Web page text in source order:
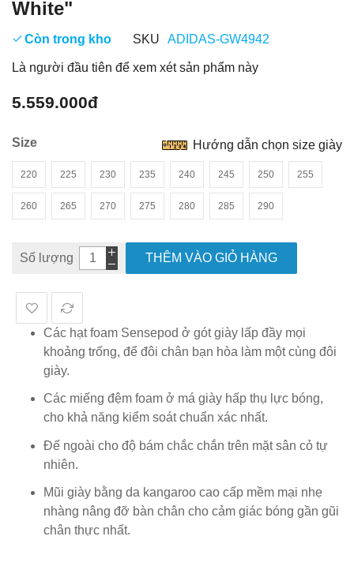
White"
Còn trong kho SKU ADIDAS-GW4942
Là người đầu tiên để xem xét sản phẩm này
5.559.000đ
Size
220 225 230 235 240 245 250 255
260 265 270 275 280 285 290
Hướng dẫn chọn size giày
Số lượng THÊM VÀO GIỎ HÀNG
Các hạt foam Sensepod ở gót giày lấp đầy mọi
khoảng trống, để đôi chân bạn hòa làm một cùng đôi
giày.
Các miếng đệm foam ở má giày hấp thụ lực bóng,
cho khả năng kiểm soát chuẩn xác nhất.
Đế ngoài cho độ bám chắc chắn trên mặt sân cỏ tự
nhiên.
Mũi giày bằng da kangaroo cao cấp mềm mại nhẹ
nhàng nâng đỡ bàn chân cho cảm giác bóng gần gũi
chân thực nhất.